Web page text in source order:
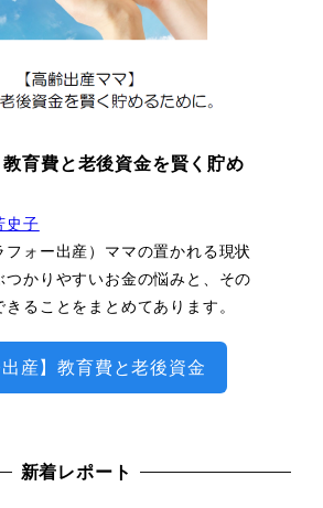
教育費と老後資金を賢く貯め
史子
フォー出産）ママの置かれる現状
つかりやすいお金の悩みと、その
ることをまとめてあります。
出産】教育費と老後資金
新着レポート